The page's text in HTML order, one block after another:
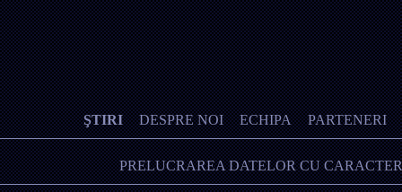
ŞTIRI DESPRE NOI ECHIPA PARTENERI
PRELUCRAREA DATELOR CU